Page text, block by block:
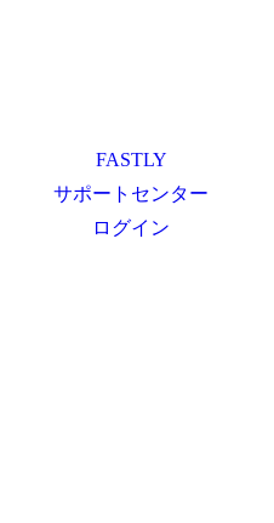
FASTLY
サポートセンター
ログイン